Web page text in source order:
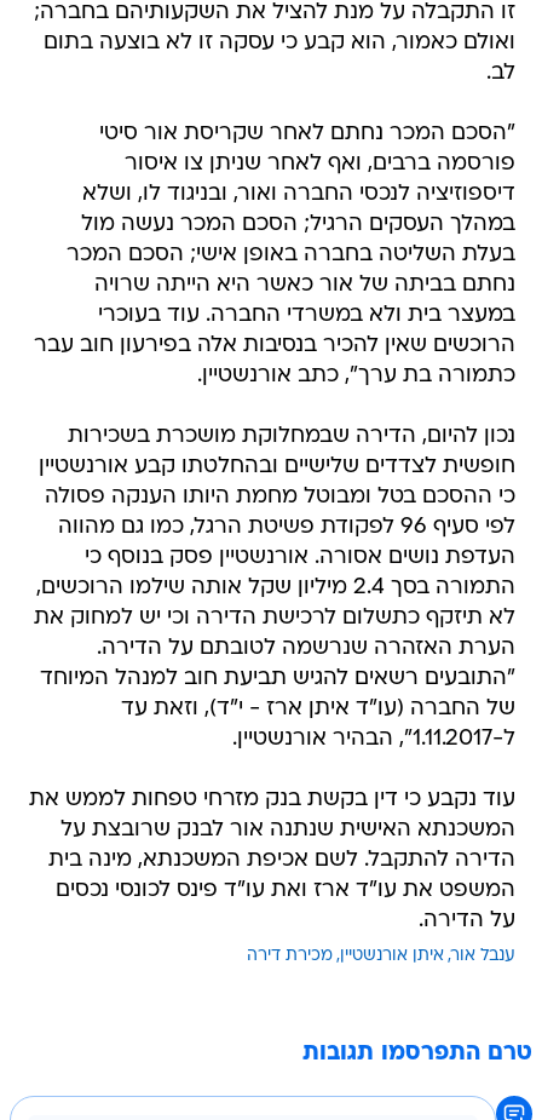
זו התקבלה על מנת להציל את השקעותיהם בחברה;
ואולם כאמור, הוא קבע כי עסקה זו לא בוצעה בתום
לב.
"הסכם המכר נחתם לאחר שקריסת אור סיטי
פורסמה ברבים, ואף לאחר שניתן צו איסור
דיספוזיציה לנכסי החברה ואור, ובניגוד לו, ושלא
במהלך העסקים הרגיל; הסכם המכר נעשה מול
בעלת השליטה בחברה באופן אישי; הסכם המכר
נחתם בביתה של אור כאשר היא הייתה שרויה
במעצר בית ולא במשרדי החברה. עוד בעוכרי
הרוכשים שאין להכיר בנסיבות אלה בפירעון חוב עבר
כתמורה בת ערך", כתב אורנשטיין.
נכון להיום, הדירה שבמחלוקת מושכרת בשכירות
חופשית לצדדים שלישיים ובהחלטתו קבע אורנשטיין
כי ההסכם בטל ומבוטל מחמת היותו הענקה פסולה
לפי סעיף 96 לפקודת פשיטת הרגל, כמו גם מהווה
העדפת נושים אסורה. אורנשטיין פסק בנוסף כי
התמורה בסך 2.4 מיליון שקל אותה שילמו הרוכשים,
לא תיזקף כתשלום לרכישת הדירה וכי יש למחוק את
הערת האזהרה שנרשמה לטובתם על הדירה.
"התובעים רשאים להגיש תביעת חוב למנהל המיוחד
של החברה (עו"ד איתן ארז - י"ד), וזאת עד
ל-1.11.2017", הבהיר אורנשטיין.
עוד נקבע כי דין בקשת בנק מזרחי טפחות לממש את
המשכנתא האישית שנתנה אור לבנק שרובצת על
הדירה להתקבל. לשם אכיפת המשכנתא, מינה בית
המשפט את עו"ד ארז ואת עו"ד פינס לכונסי נכסים
על הדירה.
ענבל אור איתן אורנשטיין מכירת דירה
טרם התפרסמו תגובות